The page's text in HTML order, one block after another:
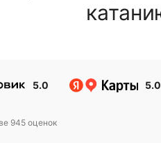
5.0 5.0
945 оценок